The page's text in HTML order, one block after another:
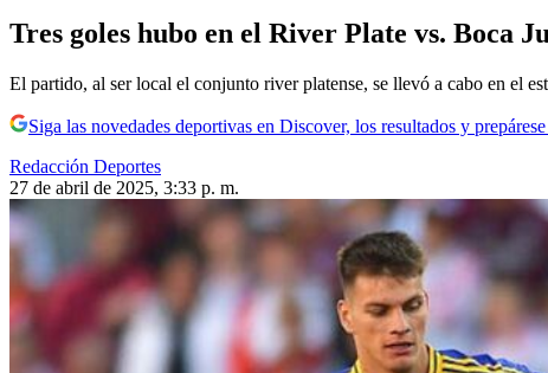
Tres goles hubo en el River Plate vs. Boca
El partido, al ser local el conjunto river platense, se llevó a cabo en el
Siga las novedades deportivas en Discover, los resultados y
Redacción Deportes
27 de abril de 2025, 3:33 p. m.